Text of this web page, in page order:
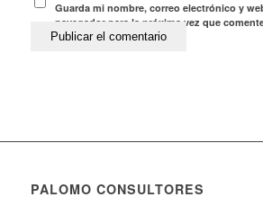
Guarda mi nombre, correo electrónico y
navegador para la próxima vez que
PALOMO CONSULTORES